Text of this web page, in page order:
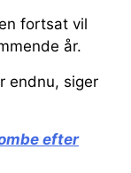
fortsat vil
år.
endnu, siger
efter